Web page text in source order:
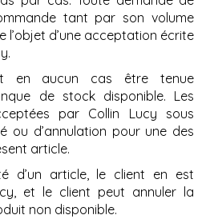
tant par son volume
l’objet d’une acceptation écrite
en aucun cas être tenue
de stock disponible. Les
par Collin Lucy sous
ou d’annulation pour une des
article.
d’un article, le client en est
et le client peut annuler la
non disponible.